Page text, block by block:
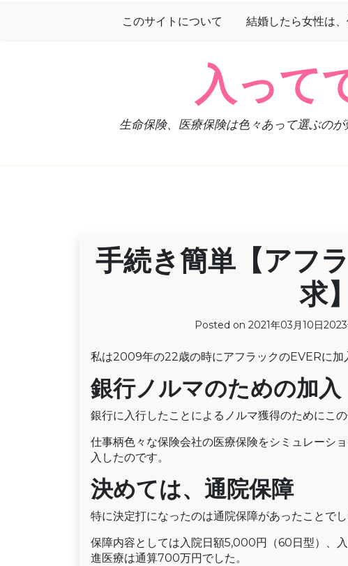
このサイトについて 結婚したら女性は
入って
生命保険、医療保険は色々あって選ぶの
手続き簡単【アフ
求
Posted on 2021年03月10日
私は2009年の22歳の時にアフラックのEVERに加
銀行ノルマのための加入
銀行に入行したことによるノルマ獲得のためにこの
仕事柄色々な保険会社の医療保険をシミュレーシ
入したのです。
決めては、通院保障
特に決定打になったのは通院保障があったことでし
保障内容としては入院日額5,000円（60日型）、
進医療は通算700万円でした。